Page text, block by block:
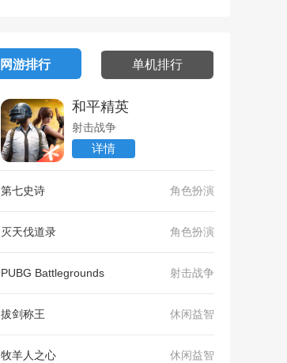
网游排行 单机排行
和平精英
射击战争
详情
第七史诗 角色扮演
灭天伐道录 角色扮演
PUBG Battlegrounds 射击战争
拔剑称王 休闲益智
牧羊人之心 休闲益智